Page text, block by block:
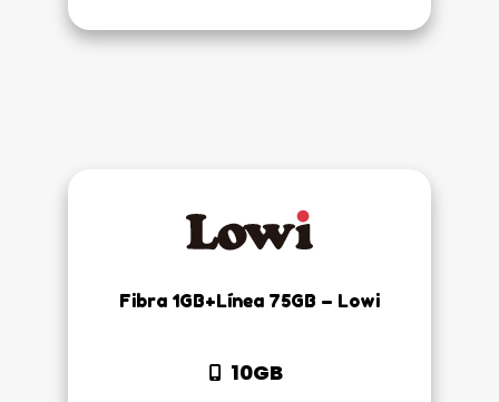
Fibra 1GB+Línea 75GB – Lowi
10GB